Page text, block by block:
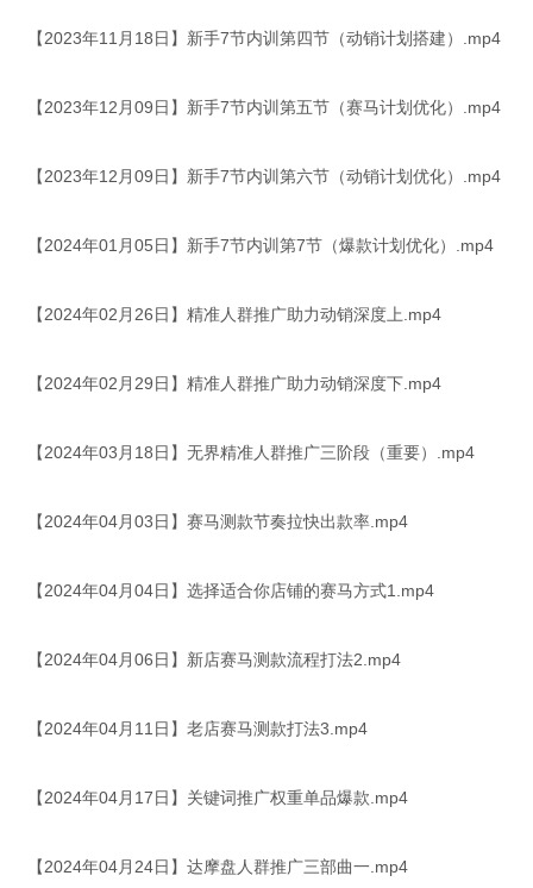
【2023年11月18日】新手7节内训第四节（动销计划搭建）.mp4
【2023年12月09日】新手7节内训第五节（赛马计划优化）.mp4
【2023年12月09日】新手7节内训第六节（动销计划优化）.mp4
【2024年01月05日】新手7节内训第7节（爆款计划优化）.mp4
【2024年02月26日】精准人群推广助力动销深度上.mp4
【2024年02月29日】精准人群推广助力动销深度下.mp4
【2024年03月18日】无界精准人群推广三阶段（重要）.mp4
【2024年04月03日】赛马测款节奏拉快出款率.mp4
【2024年04月04日】选择适合你店铺的赛马方式1.mp4
【2024年04月06日】新店赛马测款流程打法2.mp4
【2024年04月11日】老店赛马测款打法3.mp4
【2024年04月17日】关键词推广权重单品爆款.mp4
【2024年04月24日】达摩盘人群推广三部曲一.mp4